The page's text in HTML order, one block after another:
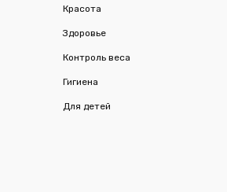
Красота
Здоровье
Контроль веса
Гигиена
Для детей